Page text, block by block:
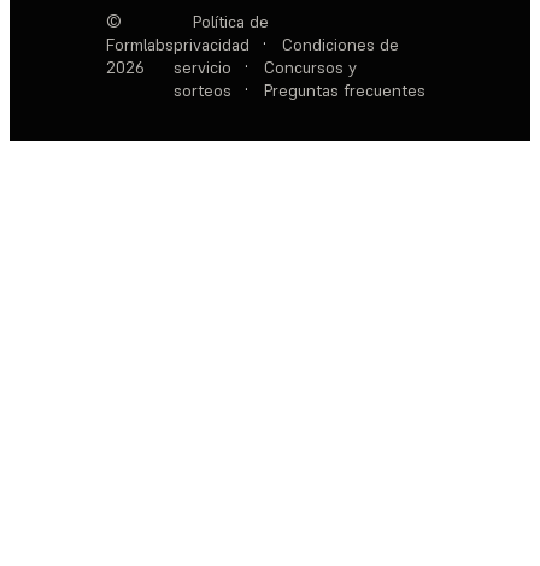
©
Formlabs
2026
Política de
privacidad
·
Condiciones de
servicio
·
Concursos y
sorteos
· Preguntas frecuentes